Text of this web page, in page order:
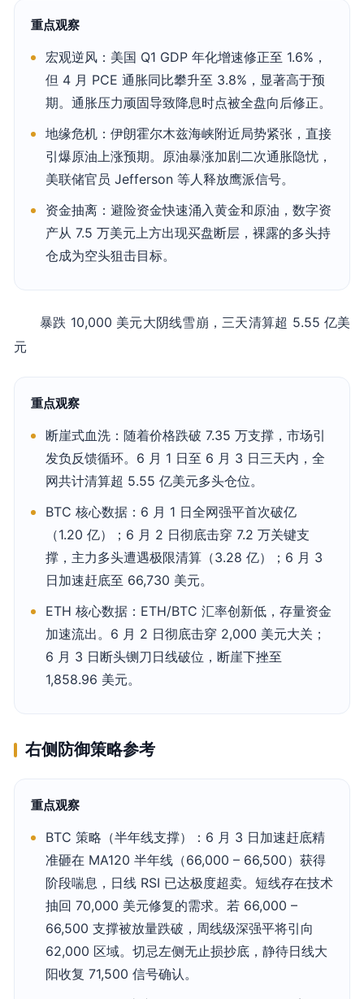
重点观察
宏观逆风：美国 Q1 GDP 年化增速修正至 1.6%，
但 4 月 PCE 通胀同比攀升至 3.8%，显著高于预
期。通胀压力顽固导致降息时点被全盘向后修正。
地缘危机：伊朗霍尔木兹海峡附近局势紧张，直接
引爆原油上涨预期。原油暴涨加剧二次通胀隐忧，
美联储官员 Jefferson 等人释放鹰派信号。
资金抽离：避险资金快速涌入黄金和原油，数字资
产从 7.5 万美元上方出现买盘断层，裸露的多头持
仓成为空头狙击目标。
暴跌 10,000 美元大阴线雪崩，三天清算超 5.55 亿美
元
重点观察
断崖式血洗：随着价格跌破 7.35 万支撑，市场引
发负反馈循环。6 月 1 日至 6 月 3 日三天内，全
网共计清算超 5.55 亿美元多头仓位。
BTC 核心数据：6 月 1 日全网强平首次破亿
（1.20 亿）；6 月 2 日彻底击穿 7.2 万关键支
撑，主力多头遭遇极限清算（3.28 亿）；6 月 3
日加速赶底至 66,730 美元。
ETH 核心数据：ETH/BTC 汇率创新低，存量资金
加速流出。6 月 2 日彻底击穿 2,000 美元大关；
6 月 3 日断头铡刀日线破位，断崖下挫至
1,858.96 美元。
右侧防御策略参考
重点观察
BTC 策略（半年线支撑）：6 月 3 日加速赶底精
准砸在 MA120 半年线（66,000 – 66,500）获得
阶段喘息，日线 RSI 已达极度超卖。短线存在技术
抽回 70,000 美元修复的需求。若 66,000 –
66,500 支撑被放量跌破，周线级深强平将引向
62,000 区域。切忌左侧无止损抄底，静待日线大
阳收复 71,500 信号确认。